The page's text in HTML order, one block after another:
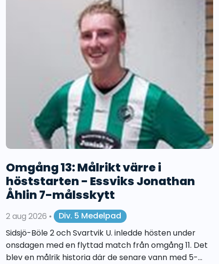
Omgång 13: Målrikt värre i
höststarten - Essviks Jonathan
Åhlin 7-målsskytt
2 aug 2026 •
Div. 5 Medelpad
Sidsjö-Böle 2 och Svartvik U. inledde hösten under
onsdagen med en flyttad match från omgång 11. Det
blev en målrik historia där de senare vann med 5-...